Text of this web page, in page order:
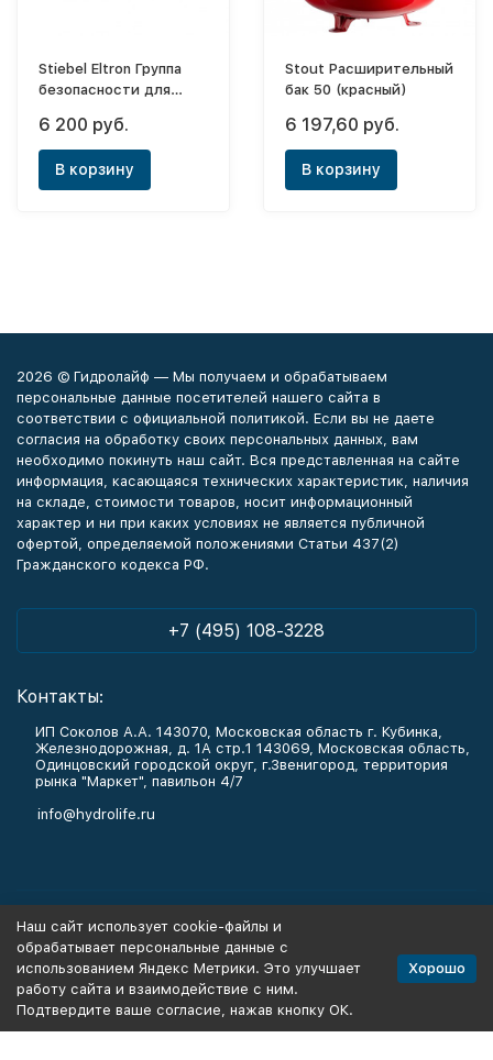
Stiebel Eltron Группа
безопасности для
(бойлера) SV EX 3/4"
6 200 руб.
В корзину
Stout Расширительный
бак 50 (красный)
6 197,60 руб.
В корзину
2026 © Гидролайф — Мы получаем и обрабатываем
персональные данные посетителей нашего сайта в
соответствии с официальной политикой. Если вы не даете
согласия на обработку своих персональных данных, вам
необходимо покинуть наш сайт. Вся представленная на сайте
информация, касающаяся технических характеристик, наличия
на складе, стоимости товаров, носит информационный
характер и ни при каких условиях не является публичной
офертой, определяемой положениями Статьи 437(2)
Гражданского кодекса РФ.
+7 (495) 108-3228
Контакты:
ИП Соколов А.А. 143070, Московская область г. Кубинка,
Железнодорожная, д. 1А стр.1 143069, Московская область,
Одинцовский городской округ, г.Звенигород, территория
рынка "Маркет", павильон 4/7
info@hydrolife.ru
Информация
Политика персональных данных
Наш сайт использует cookie-файлы и
обрабатывает персональные данные с
использованием Яндекс Метрики. Это улучшает
работу сайта и взаимодействие с ним.
Подтвердите ваше согласие, нажав кнопку ОК.
Хорошо